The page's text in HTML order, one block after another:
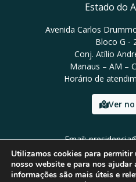
Estado do
Avenida Carlos
Bloco G -
Conj. Atílio
Manaus – AM –
Horário de
Ver
Email:
Tel: (92)
Utilizamos cookies para permitir
nosso website e para nos ajudar
informações são mais úteis e